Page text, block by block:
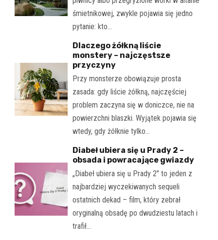
śmietnikowej, zwykle pojawia się jedno
pytanie: kto…
Dlaczego żółkną liście
monstery – najczęstsze
przyczyny
Przy monsterze obowiązuje prosta
zasada: gdy liście żółkną, najczęściej
problem zaczyna się w doniczce, nie na
powierzchni blaszki. Wyjątek pojawia się
wtedy, gdy żółknie tylko…
Diabeł ubiera się u Prady 2 –
obsada i powracające gwiazdy
„Diabeł ubiera się u Prady 2" to jeden z
najbardziej wyczekiwanych sequeli
ostatnich dekad – film, który zebrał
oryginalną obsadę po dwudziestu latach i
trafił…